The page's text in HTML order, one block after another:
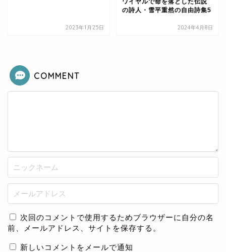
2023年1月25日
の詩人・雪平重然の自由詩集5
2024年4月8日
COMMENT
次回のコメントで使用するためブラウザーに自分の名
前、メールアドレス、サイトを保存する。
新しいコメントをメールで通知